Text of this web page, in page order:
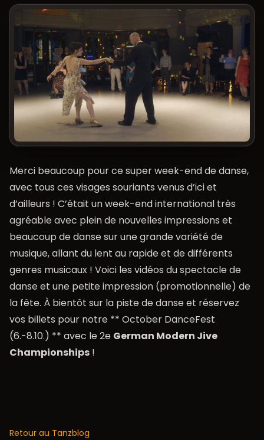
Merci beaucoup pour ce super week-end de danse,
avec tous ces visages souriants venus d’ici et
d’ailleurs ! C’était un week-end international très
agréable avec plein de nouvelles impressions et
beaucoup de danse sur une grande variété de
musique, allant du lent au rapide et de différents
genres musicaux ! Voici les vidéos du spectacle de
danse et une petite impression (promotionnelle) de
la fête. À bientôt sur la piste de danse et réservez
vos billets pour notre ** October DanceFest
(6.-8.10.) ** avec le 2e German Modern Jive
Championships !
Retour au Tanzblog